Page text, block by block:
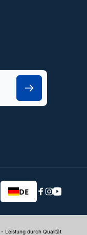
DE
Facebook
Instagram
- Leistung durch Qualität